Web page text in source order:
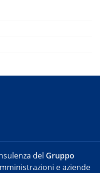
del Gruppo
e aziende